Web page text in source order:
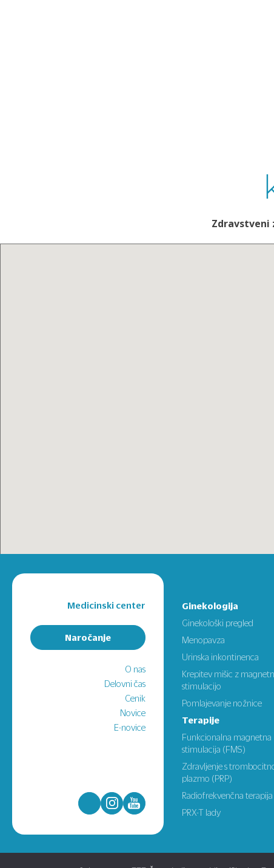
Zdravstveni
Medicinski center
Naročanje
O nas
Delovni čas
Cenik
Novice
E-novice
Ginekologija
Ginekološki pregled
Menopavza
Urinska inkontinenca
Krepitev mišic z
stimulacijo
Pomlajevanje nožnice
Terapije
Funkcionalna magnetna
stimulacija (FMS)
Zdravljenje s
plazmo (PRP)
Radiofrekvenčna terapija
PRX-T lady